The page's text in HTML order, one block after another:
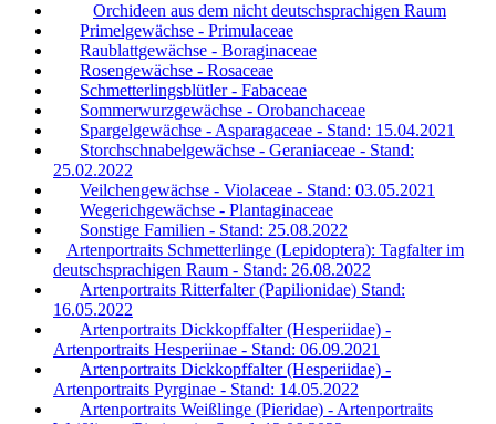
Orchideen aus dem nicht deutschsprachigen Raum
Primelgewächse - Primulaceae
Raublattgewächse - Boraginaceae
Rosengewächse - Rosaceae
Schmetterlingsblütler - Fabaceae
Sommerwurzgewächse - Orobanchaceae
Spargelgewächse - Asparagaceae - Stand: 15.04.2021
Storchschnabelgewächse - Geraniaceae - Stand:
25.02.2022
Veilchengewächse - Violaceae - Stand: 03.05.2021
Wegerichgewächse - Plantaginaceae
Sonstige Familien - Stand: 25.08.2022
Artenportraits Schmetterlinge (Lepidoptera): Tagfalter im
deutschsprachigen Raum - Stand: 26.08.2022
Artenportraits Ritterfalter (Papilionidae) Stand:
16.05.2022
Artenportraits Dickkopffalter (Hesperiidae) -
Artenportraits Hesperiinae - Stand: 06.09.2021
Artenportraits Dickkopffalter (Hesperiidae) -
Artenportraits Pyrginae - Stand: 14.05.2022
Artenportraits Weißlinge (Pieridae) - Artenportraits